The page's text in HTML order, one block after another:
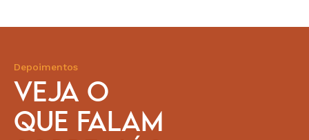
Depoimentos
VEJA O
QUE FALAM